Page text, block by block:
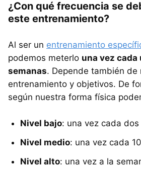
¿Con qué frecuencia se
este entrenamiento?
Al ser un entrenamiento
podemos meterlo una vez cada
semanas. Depende también de
entrenamiento y objetivos. De
según nuestra forma física
Nivel bajo: una vez cada dos
Nivel medio: una vez cada
Nivel alto: una vez a la